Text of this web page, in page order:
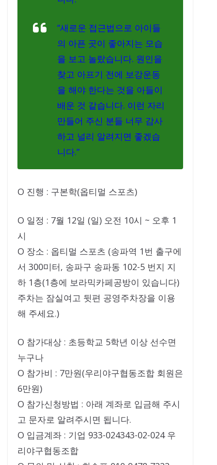
“새로운 접근법으로 아이들
의 아픈 곳이 좋아지는 모습
을 보고 놀랐습니다. 원인을
찾고 아프기 전에 보강운동
을 해야 한다는 것을 아들이
배운 것 같습니다. 이런 자리
만들어 주신 분들 너무 감사
하고 널리 알려지면 좋겠습
니다.”
O 진행 : 구본학(옵티멀 스포츠)
O 일정 : 7월 12일 (일) 오전 10시 ~ 오후 1
시
O 장소 : 옵티멀 스포츠 (송파역 1번 출구에
서 300미터, 송파구 송파동 102-5 번지 지
하 1층(1층에 보라믹카페공방이 있습니다)
주차는 잠실여고 뒷편 공영주차장을 이용
해 주세요.)
O 참가대상 : 초등학교 5학년 이상 선수면
누구나
O 참가비 : 7만원(우리야구협동조합 회원은
6만원)
O 참가신청방법 : 아래 계좌로 입금해 주시
고 문자로 알려주시면 됩니다.
O 입금계좌 : 기업 933-024343-02-024 우
리야구협동조합